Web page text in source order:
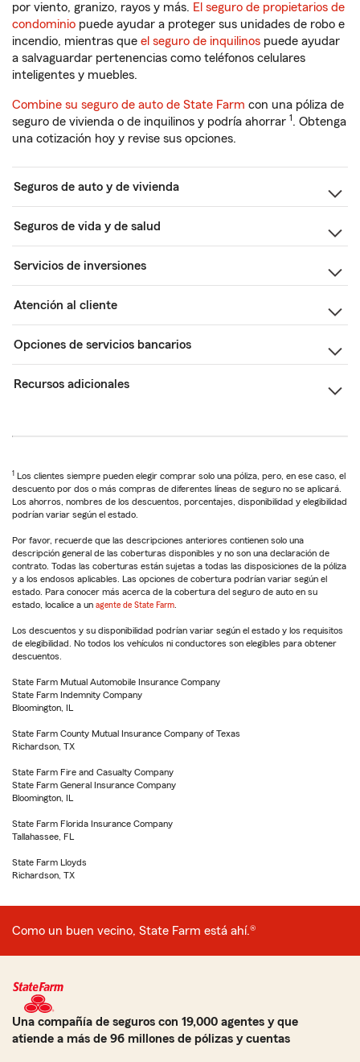
por viento, granizo, rayos y más. El seguro de propietarios de
condominio puede ayudar a proteger sus unidades de robo e
incendio, mientras que el seguro de inquilinos puede ayudar
a salvaguardar pertenencias como teléfonos celulares
inteligentes y muebles.
Combine su seguro de auto de State Farm con una póliza de
seguro de vivienda o de inquilinos y podría ahorrar 1. Obtenga
una cotización hoy y revise sus opciones.
Seguros de auto y de vivienda
Seguros de vida y de salud
Servicios de inversiones
Atención al cliente
Opciones de servicios bancarios
Recursos adicionales
1 Los clientes siempre pueden elegir comprar solo una póliza, pero, en ese caso, el
descuento por dos o más compras de diferentes líneas de seguro no se aplicará.
Los ahorros, nombres de los descuentos, porcentajes, disponibilidad y elegibilidad
podrían variar según el estado.
Por favor, recuerde que las descripciones anteriores contienen solo una
descripción general de las coberturas disponibles y no son una declaración de
contrato. Todas las coberturas están sujetas a todas las disposiciones de la póliza
y a los endosos aplicables. Las opciones de cobertura podrían variar según el
estado. Para conocer más acerca de la cobertura del seguro de auto en su
estado, localice a un agente de State Farm
Los descuentos y su disponibilidad podrían variar según el estado y los requisitos
de elegibilidad. No todos los vehículos ni conductores son elegibles para obtener
descuentos.
State Farm Mutual Automobile Insurance Company
State Farm Indemnity Company
Bloomington, IL
State Farm County Mutual Insurance Company of Texas
Richardson, TX
State Farm Fire and Casualty Company
State Farm General Insurance Company
Bloomington, IL
State Farm Florida Insurance Company
Tallahassee, FL
State Farm Lloyds
Richardson, TX
Como un buen vecino, State Farm está ahí.®
Una compañía de seguros con 19,000 agentes y que
atiende a más de 96 millones de pólizas y cuentas